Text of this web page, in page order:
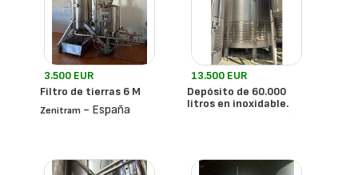
3.500 EUR
Filtro de tierras 6 M
Zenitram - España
13.500 EUR
Depósito de 60.000
litros en inoxidable.
- España